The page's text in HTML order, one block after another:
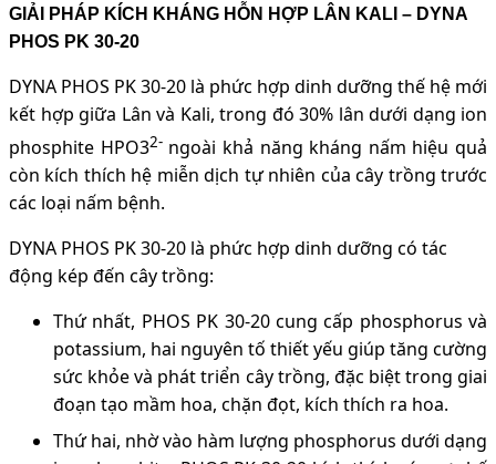
GIẢI PHÁP KÍCH KHÁNG HỖN HỢP LÂN KALI – DYNA
PHOS PK 30-20
DYNA PHOS PK 30-20 là phức hợp dinh dưỡng thế hệ mới
kết hợp giữa Lân và Kali, trong đó 30% lân dưới dạng ion
phosphite HPO32-ngoài khả năng kháng nấm hiệu quả
còn kích thích hệ miễn dịch tự nhiên của cây trồng trước
các loại nấm bệnh.
DYNA PHOS PK 30-20 là phức hợp dinh dưỡng có tác
động kép đến cây trồng:
Thứ nhất, PHOS PK 30-20 cung cấp phosphorus và
potassium, hai nguyên tố thiết yếu giúp tăng cường
sức khỏe và phát triển cây trồng, đặc biệt trong giai
đoạn tạo mầm hoa, chặn đọt, kích thích ra hoa.
Thứ hai, nhờ vào hàm lượng phosphorus dưới dạng